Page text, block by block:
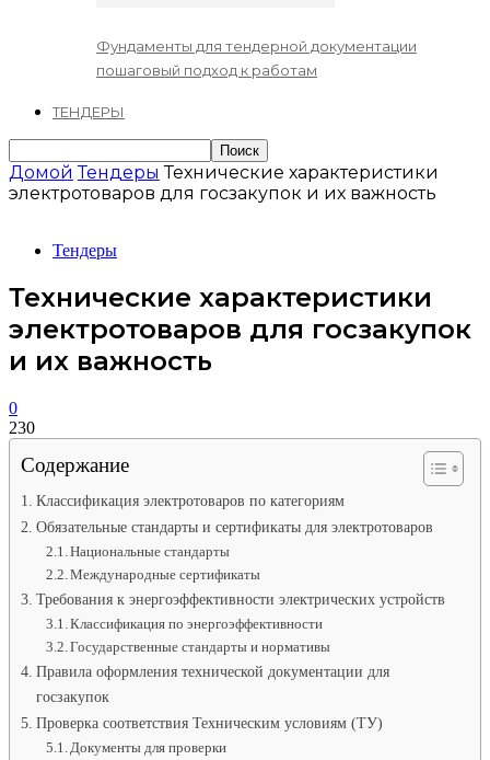
Фундаменты для тендерной документации
пошаговый подход к работам
ТЕНДЕРЫ
Домой Тендеры Технические характеристики
электротоваров для госзакупок и их важность
Тендеры
Технические характеристики
электротоваров для госзакупок
и их важность
0
230
Содержание
Классификация электротоваров по категориям
Обязательные стандарты и сертификаты для электротоваров
Национальные стандарты
Международные сертификаты
Требования к энергоэффективности электрических устройств
Классификация по энергоэффективности
Государственные стандарты и нормативы
Правила оформления технической документации для
госзакупок
Проверка соответствия Техническим условиям (ТУ)
Документы для проверки